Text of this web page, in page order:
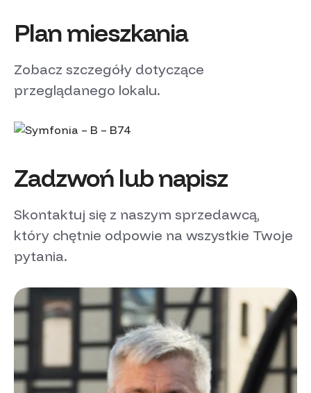
Plan mieszkania
Zobacz szczegóły dotyczące
przeglądanego lokalu.
Zadzwoń lub napisz
Skontaktuj się z naszym sprzedawcą,
który chętnie odpowie na wszystkie Twoje
pytania.